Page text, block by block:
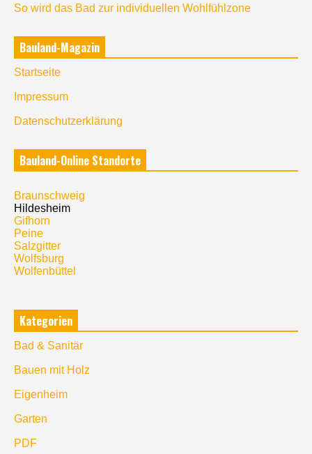
So wird das Bad zur individuellen Wohlfühlzone
Bauland-Magazin
Startseite
Impressum
Datenschutzerklärung
Bauland-Online Standorte
Braunschweig
Hildesheim
Gifhorn
Peine
Salzgitter
Wolfsburg
Wolfenbüttel
Kategorien
Bad & Sanitär
Bauen mit Holz
Eigenheim
Garten
PDF